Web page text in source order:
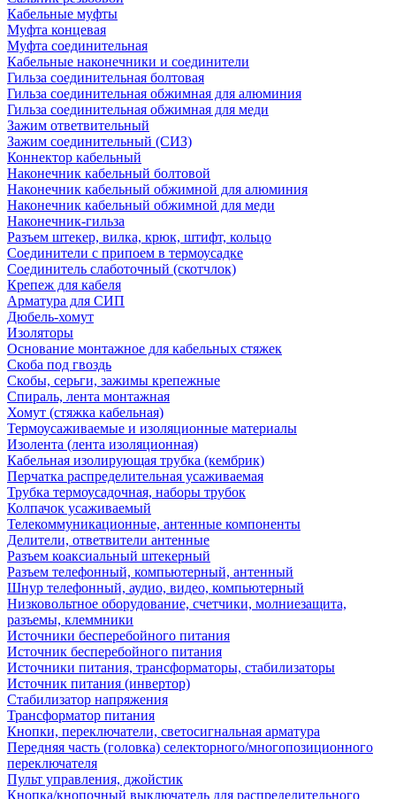
Кабельные муфты
Муфта концевая
Муфта соединительная
Кабельные наконечники и соединители
Гильза соединительная болтовая
Гильза соединительная обжимная для алюминия
Гильза соединительная обжимная для меди
Зажим ответвительный
Зажим соединительный (СИЗ)
Коннектор кабельный
Наконечник кабельный болтовой
Наконечник кабельный обжимной для алюминия
Наконечник кабельный обжимной для меди
Наконечник-гильза
Разъем штекер, вилка, крюк, штифт, кольцо
Соединители с припоем в термоусадке
Соединитель слаботочный (скотчлок)
Крепеж для кабеля
Арматура для СИП
Дюбель-хомут
Изоляторы
Основание монтажное для кабельных стяжек
Скоба под гвоздь
Скобы, серьги, зажимы крепежные
Спираль, лента монтажная
Хомут (стяжка кабельная)
Термоусаживаемые и изоляционные материалы
Изолента (лента изоляционная)
Кабельная изолирующая трубка (кембрик)
Перчатка распределительная усаживаемая
Трубка термоусадочная, наборы трубок
Колпачок усаживаемый
Телекоммуникационные, антенные компоненты
Делители, ответвители антенные
Разъем коаксиальный штекерный
Разъем телефонный, компьютерный, антенный
Шнур телефонный, аудио, видео, компьютерный
Низковольтное оборудование, счетчики, молниезащита,
разъемы, клеммники
Источники бесперебойного питания
Источник бесперебойного питания
Источники питания, трансформаторы, стабилизаторы
Источник питания (инвертор)
Стабилизатор напряжения
Трансформатор питания
Кнопки, переключатели, светосигнальная арматура
Передняя часть (головка) селекторного/многопозиционного
переключателя
Пульт управления, джойстик
Кнопка/кнопочный выключатель для распределительного